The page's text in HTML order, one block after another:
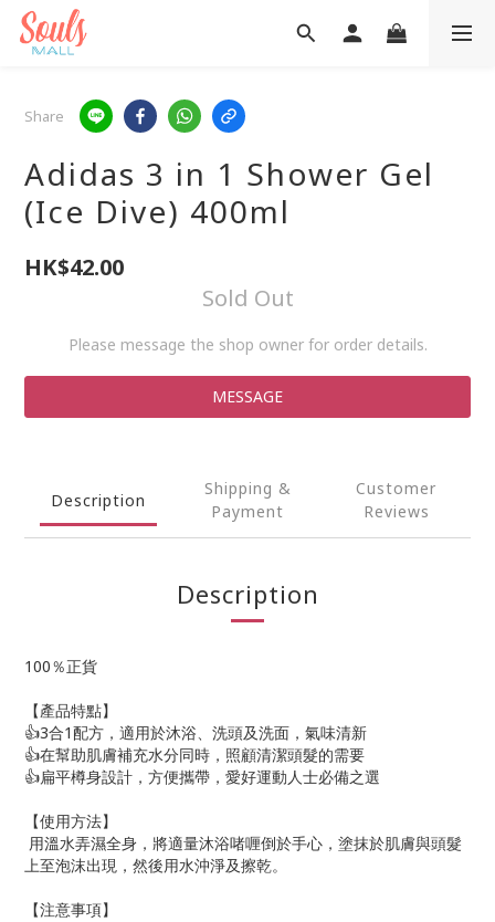
Share
Adidas 3 in 1 Shower Gel
(Ice Dive) 400ml
HK$42.00
Sold Out
Please message the shop owner for order details.
MESSAGE
Description
Shipping &
Payment
Customer
Reviews
Description
100％正貨
【產品特點】
👍3合1配方，適用於沐浴、洗頭及洗面，氣味清新
👍在幫助肌膚補充水分同時，照顧清潔頭髮的需要
👍扁平樽身設計，方便攜帶，愛好運動人士必備之選
【使用方法】
用溫水弄濕全身，將適量沐浴啫喱倒於手心，塗抹於肌膚與頭髮
上至泡沫出現，然後用水沖淨及擦乾。
【注意事項】